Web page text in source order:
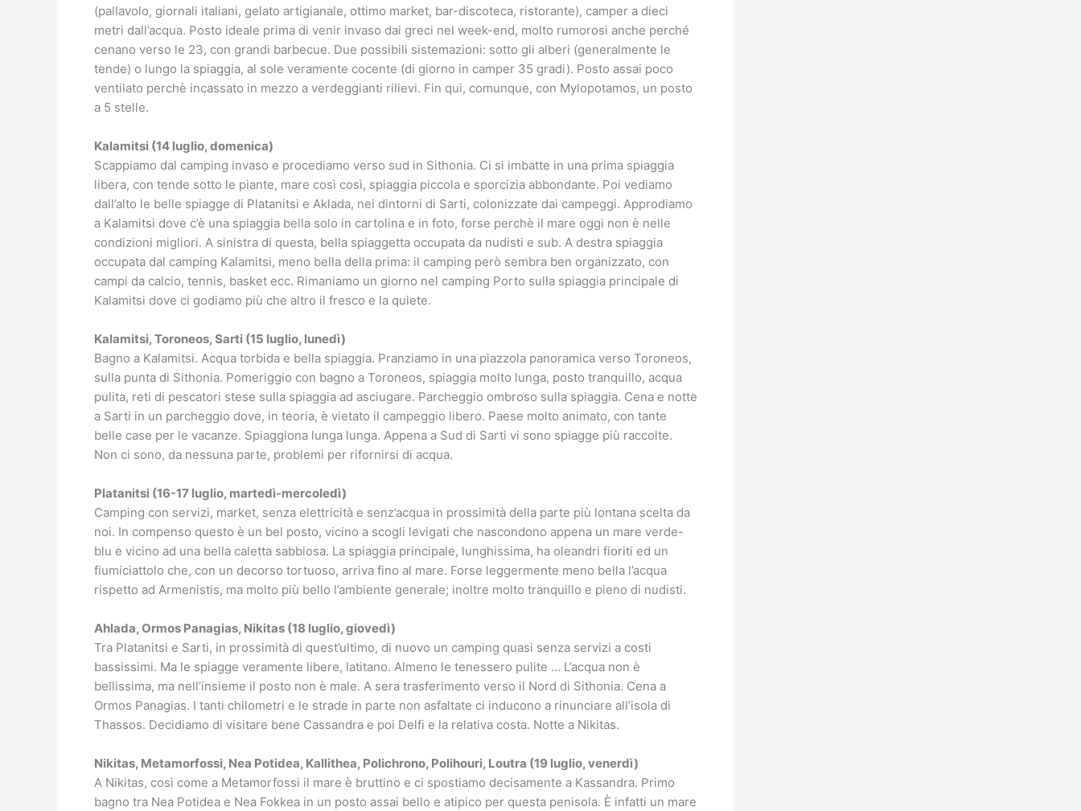
(pallavolo, giornali italiani, gelato artigianale, ottimo market, bar-discoteca, ristorante), camper a dieci
metri dall’acqua. Posto ideale prima di venir invaso dai greci nel week-end, molto rumorosi anche perché
cenano verso le 23, con grandi barbecue. Due possibili sistemazioni: sotto gli alberi (generalmente le
tende) o lungo la spiaggia, al sole veramente cocente (di giorno in camper 35 gradi). Posto assai poco
ventilato perchè incassato in mezzo a verdeggianti rilievi. Fin qui, comunque, con Mylopotamos, un posto
a 5 stelle.
Kalamitsi (14 luglio, domenica)
Scappiamo dal camping invaso e procediamo verso sud in Sithonia. Ci si imbatte in una prima spiaggia
libera, con tende sotto le piante, mare così così, spiaggia piccola e sporcizia abbondante. Poi vediamo
dall’alto le belle spiagge di Platanitsi e Aklada, nei dintorni di Sarti, colonizzate dai campeggi. Approdiamo
a Kalamitsi dove c’è una spiaggia bella solo in cartolina e in foto, forse perchè il mare oggi non è nelle
condizioni migliori. A sinistra di questa, bella spiaggetta occupata da nudisti e sub. A destra spiaggia
occupata dal camping Kalamitsi, meno bella della prima: il camping però sembra ben organizzato, con
campi da calcio, tennis, basket ecc. Rimaniamo un giorno nel camping Porto sulla spiaggia principale di
Kalamitsi dove ci godiamo più che altro il fresco e la quiete.
Kalamitsi, Toroneos, Sarti (15 luglio, lunedì)
Bagno a Kalamitsi. Acqua torbida e bella spiaggia. Pranziamo in una piazzola panoramica verso Toroneos,
sulla punta di Sithonia. Pomeriggio con bagno a Toroneos, spiaggia molto lunga, posto tranquillo, acqua
pulita, reti di pescatori stese sulla spiaggia ad asciugare. Parcheggio ombroso sulla spiaggia. Cena e notte
a Sarti in un parcheggio dove, in teoria, è vietato il campeggio libero. Paese molto animato, con tante
belle case per le vacanze. Spiaggiona lunga lunga. Appena a Sud di Sarti vi sono spiagge più raccolte.
Non ci sono, da nessuna parte, problemi per rifornirsi di acqua.
Platanitsi (16-17 luglio, martedì-mercoledì)
Camping con servizi, market, senza elettricità e senz’acqua in prossimità della parte più lontana scelta da
noi. In compenso questo è un bel posto, vicino a scogli levigati che nascondono appena un mare verde-
blu e vicino ad una bella caletta sabbiosa. La spiaggia principale, lunghissima, ha oleandri fioriti ed un
fiumiciattolo che, con un decorso tortuoso, arriva fino al mare. Forse leggermente meno bella l’acqua
rispetto ad Armenistis, ma molto più bello l’ambiente generale; inoltre molto tranquillo e pieno di nudisti.
Ahlada, Ormos Panagias, Nikitas (18 luglio, giovedì)
Tra Platanitsi e Sarti, in prossimità di quest’ultimo, di nuovo un camping quasi senza servizi a costi
bassissimi. Ma le spiagge veramente libere, latitano. Almeno le tenessero pulite … L’acqua non è
bellissima, ma nell’insieme il posto non è male. A sera trasferimento verso il Nord di Sithonia. Cena a
Ormos Panagias. I tanti chilometri e le strade in parte non asfaltate ci inducono a rinunciare all’isola di
Thassos. Decidiamo di visitare bene Cassandra e poi Delfi e la relativa costa. Notte a Nikitas.
Nikitas, Metamorfossi, Nea Potidea, Kallithea, Polichrono, Polihouri, Loutra (19 luglio, venerdì)
A Nikitas, così come a Metamorfossi il mare è bruttino e ci spostiamo decisamente a Kassandra. Primo
bagno tra Nea Potidea e Nea Fokkea in un posto assai bello e atipico per questa penisola. È infatti un mare